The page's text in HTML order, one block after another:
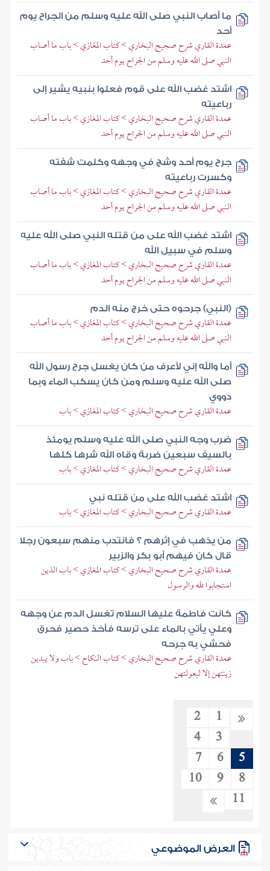
ما أصاب النبي صلى الله عليه وسلم من الجراح يوم
أحد
عمدة القاري شرح صحيح البخاري > كتاب المغازي > باب ما أصاب
النبي صلى الله عليه وسلم من الجراح يوم أحد
اشتد غضب الله على قوم فعلوا بنبيه يشير إلى
رباعيته
عمدة القاري شرح صحيح البخاري > كتاب المغازي > باب ما أصاب
النبي صلى الله عليه وسلم من الجراح يوم أحد
جرح يوم أحد وشج في وجهه وكلمت شفته
وكسرت رباعيته
عمدة القاري شرح صحيح البخاري > كتاب المغازي > باب ما أصاب
النبي صلى الله عليه وسلم من الجراح يوم أحد
اشتد غضب الله على من قتله النبي صلى الله عليه
وسلم في سبيل الله
عمدة القاري شرح صحيح البخاري > كتاب المغازي > باب ما أصاب
النبي صلى الله عليه وسلم من الجراح يوم أحد
(النبي) جرحوه حتى خرج منه الدم
عمدة القاري شرح صحيح البخاري > كتاب المغازي > باب ما أصاب
النبي صلى الله عليه وسلم من الجراح يوم أحد
أما والله إني لأعرف من كان يغسل جرح رسول الله
صلى الله عليه وسلم ومن كان يسكب الماء وبما
دووي
عمدة القاري شرح صحيح البخاري > كتاب المغازي > باب
ضرب وجه النبي صلى الله عليه وسلم يومئذ
بالسيف سبعين ضربة وقاه الله شرها كلها
عمدة القاري شرح صحيح البخاري > كتاب المغازي > باب
اشتد غضب الله على من قتله نبي
عمدة القاري شرح صحيح البخاري > كتاب المغازي > باب
من يذهب في إثرهم ؟ فانتدب منهم سبعون رجلا
قال كان فيهم أبو بكر والزبير
عمدة القاري شرح صحيح البخاري > كتاب المغازي > باب الذين
استجابوا لله والرسول
كانت فاطمة عليها السلام تغسل الدم عن وجهه
وعلي يأتي بالماء على ترسه فأخذ حصير فحرق
فحشي به جرحه
عمدة القاري شرح صحيح البخاري > كتاب النكاح > باب ولا يبدين
زينتهن إلا لبعولتهن
1
2
3
4
5
6
7
8
9
10
11
العرض الموضوعي